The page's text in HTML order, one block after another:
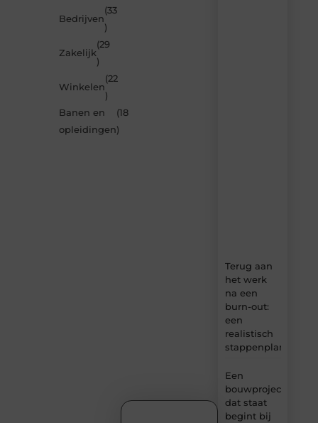
Bedrijven
(33
)
Zakelijk
(29
)
Winkelen
(22
)
Banen en
opleidingen
(18
)
Terug aan
het werk
na een
burn-out:
een
realistisch
stappenplan
Een
bouwproject
dat staat
begint bij